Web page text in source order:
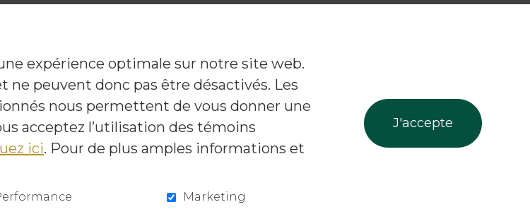
à l'infolettre Suivez-nous!
expérience optimale sur notre site web.
ne peuvent donc pas être désactivés. Les
nous permettent de vous donner une
acceptez l’utilisation des témoins
ici. Pour de plus amples informations et
Marketing